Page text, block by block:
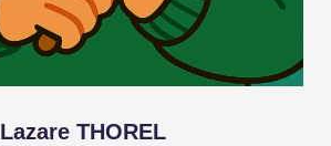
Lazare THOREL